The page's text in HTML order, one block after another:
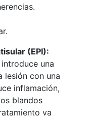
(EPI):
una
lesión con una
inflamación,
blandos
va